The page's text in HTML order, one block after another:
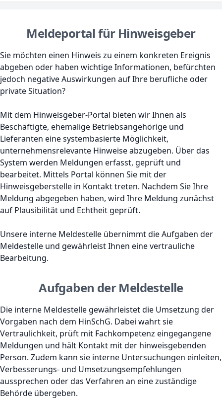
Meldeportal für Hinweisgeber
Sie möchten einen Hinweis zu einem konkreten Ereignis
abgeben oder haben wichtige Informationen, befürchten
jedoch negative Auswirkungen auf Ihre berufliche oder
private Situation?
Mit dem Hinweisgeber-Portal bieten wir Ihnen als
Beschäftigte, ehemalige Betriebsangehörige und
Lieferanten eine systembasierte Möglichkeit,
unternehmensrelevante Hinweise abzugeben. Über das
System werden Meldungen erfasst, geprüft und
bearbeitet. Mittels Portal können Sie mit der
Hinweisgeberstelle in Kontakt treten. Nachdem Sie Ihre
Meldung abgegeben haben, wird Ihre Meldung zunächst
auf Plausibilität und Echtheit geprüft.
Unsere interne Meldestelle übernimmt die Aufgaben der
Meldestelle und gewährleist Ihnen eine vertrauliche
Bearbeitung.
Aufgaben der Meldestelle
Die interne Meldestelle gewährleistet die Umsetzung der
Vorgaben nach dem HinSchG. Dabei wahrt sie
Vertraulichkeit, prüft mit Fachkompetenz eingegangene
Meldungen und hält Kontakt mit der hinweisgebenden
Person. Zudem kann sie interne Untersuchungen einleiten,
Verbesserungs- und Umsetzungsempfehlungen
aussprechen oder das Verfahren an eine zuständige
Behörde übergeben.